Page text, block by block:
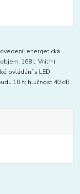
energetická
168 l; Vnitřní
ovládání s LED
18 h; hlučnost 40 dB